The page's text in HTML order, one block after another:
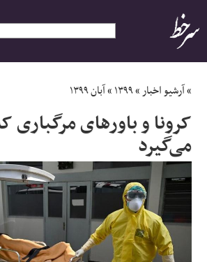
ایران
سیاسی
اقتصاد
ورزشی
جهان
»آرشیو اخبار»۱۳۹۹»آبان ۱۳۹۹
کرونا و باورهای مرگباری
می‌گیرد